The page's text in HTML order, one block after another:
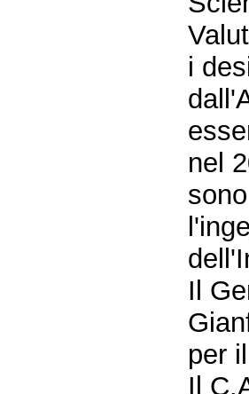
i
nel
Il
per
Il